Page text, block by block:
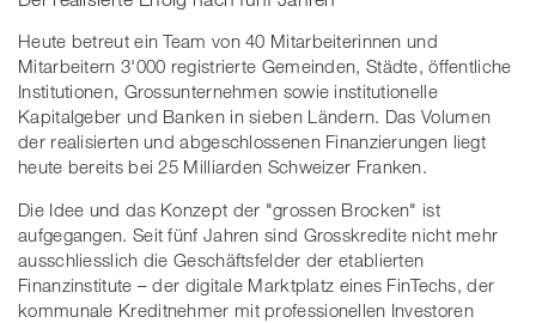
Heute betreut ein Team von 40 Mitarbeiterinnen und
Mitarbeitern 3'000 registrierte Gemeinden, Städte, öffentliche
Institutionen, Grossunternehmen sowie institutionelle
Kapitalgeber und Banken in sieben Ländern. Das Volumen
der realisierten und abgeschlossenen Finanzierungen liegt
heute bereits bei 25 Milliarden Schweizer Franken.
Die Idee und das Konzept der "grossen Brocken" ist
aufgegangen. Seit fünf Jahren sind Grosskredite nicht mehr
ausschliesslich die Geschäftsfelder der etablierten
Finanzinstitute – der digitale Marktplatz eines FinTechs, der
kommunale Kreditnehmer mit professionellen Investoren